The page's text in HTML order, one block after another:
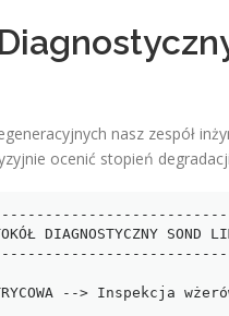
nasz zespół
ocenić stopień
DIAGNOSTYCZNY
--> Inspekcja